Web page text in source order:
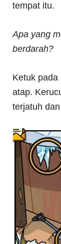
tempat itu.
Apa yang
berdarah?
Ketuk pada
atap.
terjatuh